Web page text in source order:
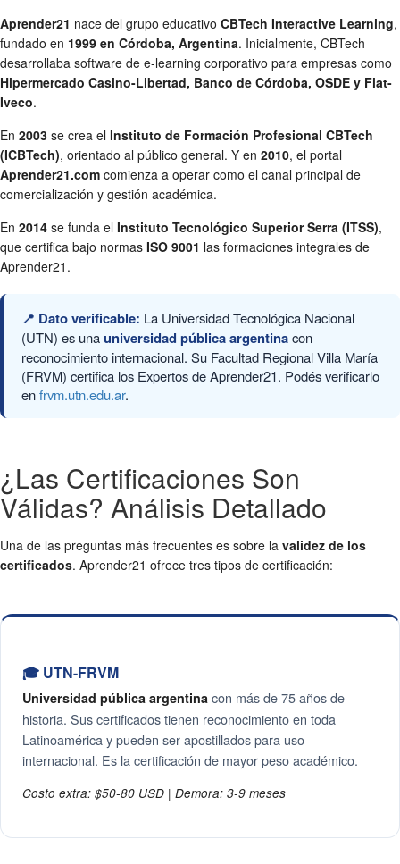
Aprender21 nace del grupo educativo CBTech Interactive Learning,
fundado en 1999 en Córdoba, Argentina. Inicialmente, CBTech
desarrollaba software de e-learning corporativo para empresas como
Hipermercado Casino-Libertad, Banco de Córdoba, OSDE y Fiat-
Iveco.
En 2003 se crea el Instituto de Formación Profesional CBTech
(ICBTech), orientado al público general. Y en 2010, el portal
Aprender21.com comienza a operar como el canal principal de
comercialización y gestión académica.
En 2014 se funda el Instituto Tecnológico Superior Serra (ITSS),
que certifica bajo normas ISO 9001 las formaciones integrales de
Aprender21.
📍 Dato verificable: La Universidad Tecnológica Nacional
(UTN) es unauniversidad pública argentinacon
reconocimiento internacional. Su Facultad Regional Villa María
(FRVM) certifica los Expertos de Aprender21. Podés verificarlo
enfrvm.utn.edu.ar.
¿Las Certificaciones Son
Válidas? Análisis Detallado
Una de las preguntas más frecuentes es sobre la validez de los
certificados. Aprender21 ofrece tres tipos de certificación:
🎓 UTN-FRVM
Universidad pública argentina con más de 75 años de
historia. Sus certificados tienen reconocimiento en toda
Latinoamérica y pueden ser apostillados para uso
internacional. Es la certificación de mayor peso académico.
Costo extra: $50-80 USD | Demora: 3-9 meses